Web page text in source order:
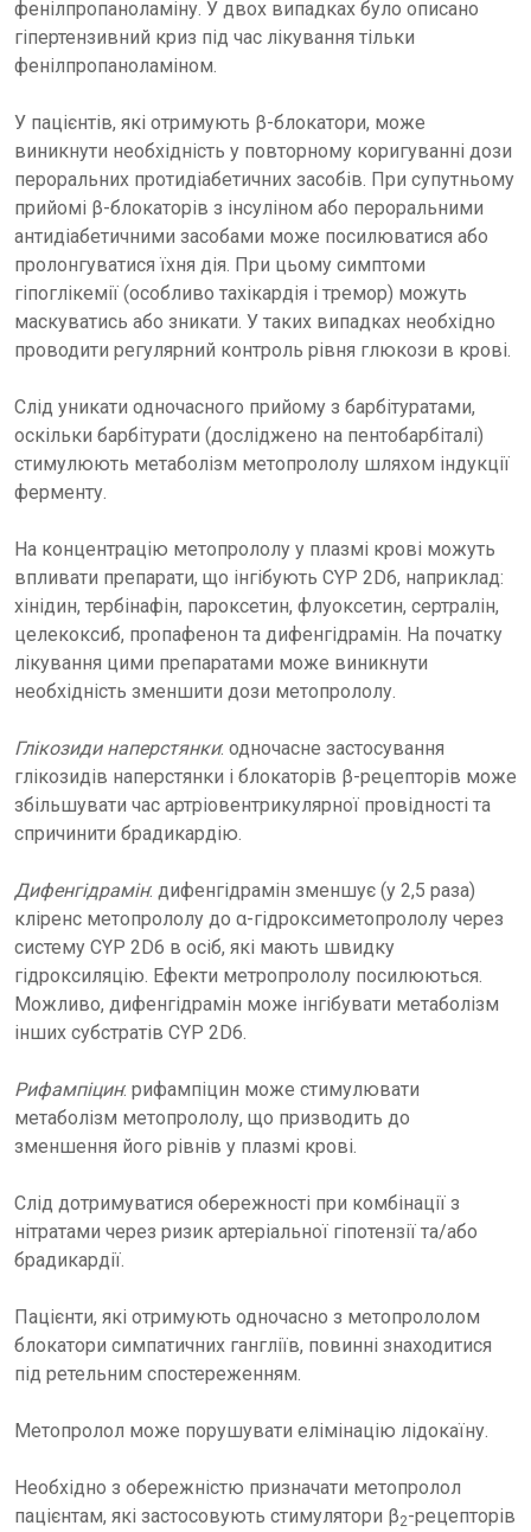
фенілпропаноламіну. У двох випадках було описано
гіпертензивний криз під час лікування тільки
фенілпропаноламіном.
У пацієнтів, які отримують β-блокатори, може
виникнути необхідність у повторному коригуванні дози
пероральних протидіабетичних засобів. При супутньому
прийомі β-блокаторів з інсуліном або пероральними
антидіабетичними засобами може посилюватися або
пролонгуватися їхня дія. При цьому симптоми
гіпоглікемії (особливо тахікардія і тремор) можуть
маскуватись або зникати. У таких випадках необхідно
проводити регулярний контроль рівня глюкози в крові.
Слід уникати одночасного прийому з барбітуратами,
оскільки барбітурати (досліджено на пентобарбіталі)
стимулюють метаболізм метопрололу шляхом індукції
ферменту.
На концентрацію метопрололу у плазмі крові можуть
впливати препарати, що інгібують CYP 2D6, наприклад:
хінідин, тербінафін, пароксетин, флуоксетин, сертралін,
целекоксиб, пропафенон та дифенгідрамін. На початку
лікування цими препаратами може виникнути
необхідність зменшити дози метопрололу.
Глікозиди наперстянки: одночасне застосування
глікозидів наперстянки і блокаторів β-рецепторів може
збільшувати час артріовентрикулярної провідності та
спричинити брадикардію.
Дифенгідрамін: дифенгідрамін зменшує (у 2,5 раза)
кліренс метопрололу до α-гідроксиметопрололу через
систему CYP 2D6 в осіб, які мають швидку
гідроксиляцію. Ефекти метропрололу посилюються.
Можливо, дифенгідрамін може інгібувати метаболізм
інших субстратів CYP 2D6.
Рифампіцин: рифампіцин може стимулювати
метаболізм метопрололу, що призводить до
зменшення його рівнів у плазмі крові.
Слід дотримуватися обережності при комбінації з
нітратами через ризик артеріальної гіпотензії та/або
брадикардії.
Пацієнти, які отримують одночасно з метопрололом
блокатори симпатичних гангліїв, повинні знаходитися
під ретельним спостереженням.
Метопролол може порушувати елімінацію лідокаїну.
Необхідно з обережністю призначати метопролол
пацієнтам, які застосовують стимулятори β2-рецепторів